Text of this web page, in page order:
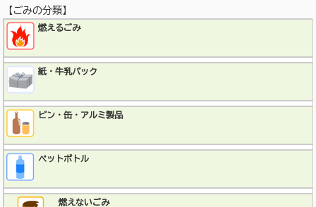
【ごみの分類】
燃えるごみ
紙・牛乳パック
ビン・缶・アルミ製品
ペットボトル
燃えないごみ